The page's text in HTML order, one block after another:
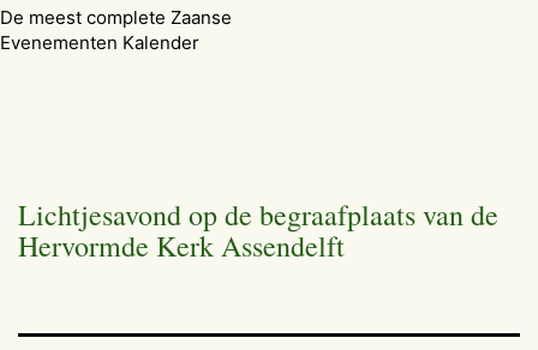
De meest complete Zaanse
Evenementen Kalender
Lichtjesavond op de begraafplaats van de
Hervormde Kerk Assendelft